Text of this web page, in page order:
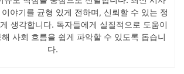
야기를 균형 있게 전하며, 신뢰할 수 있는 정
생각합니다. 독자들에게 실질적으로 도움이
사회 흐름을 쉽게 파악할 수 있도록 돕습니
다.